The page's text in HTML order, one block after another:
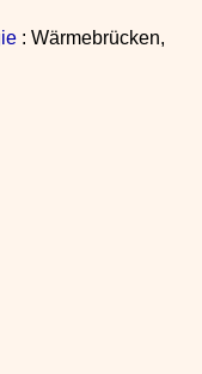
: Wärmebrücken,